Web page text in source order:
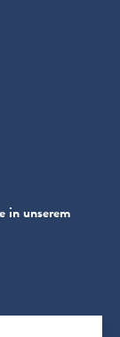
in unserem